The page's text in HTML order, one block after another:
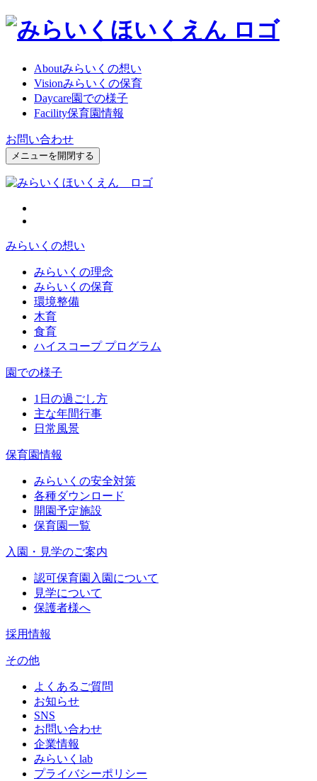
Aboutみらいくの想い
Visionみらいくの保育
Daycare園での様子
Facility保育園情報
お問い合わせ
メニューを開閉する
みらいくの想い
みらいくの理念
みらいくの保育
環境整備
木育
食育
ハイスコープ プログラム
園での様子
1日の過ごし方
主な年間行事
日常風景
保育園情報
みらいくの安全対策
各種ダウンロード
開園予定施設
保育園一覧
入園・見学のご案内
認可保育園入園について
見学について
保護者様へ
採用情報
その他
よくあるご質問
お知らせ
SNS
お問い合わせ
企業情報
みらいくlab
プライバシーポリシー